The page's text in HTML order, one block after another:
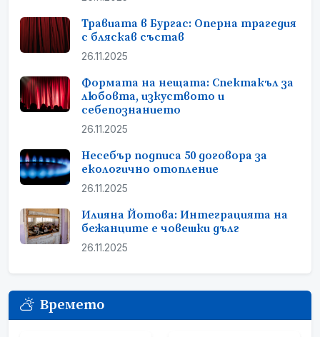
Травиата в Бургас: Оперна трагедия
с бляскав състав
26.11.2025
Формата на нещата: Спектакъл за
любовта, изкуството и
себепознанието
26.11.2025
Несебър подписа 50 договора за
екологично отопление
26.11.2025
Илияна Йотова: Интеграцията на
бежанците е човешки дълг
26.11.2025
Времето